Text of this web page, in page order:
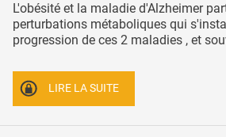
L'obésité et la maladie d'Alzheimer
perturbations métaboliques qui
progression de ces 2 maladies , et
LIRE LA SUITE